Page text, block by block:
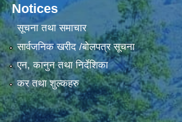
Notices
सूचना तथा समाचार
सार्वजनिक खरीद /बोलपत्र सूचना
एन, कानुन तथा निर्देशिका
कर तथा शुल्कहरु